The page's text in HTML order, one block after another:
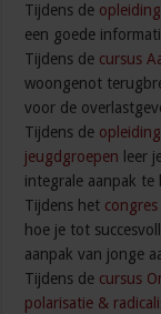
Tijdens de
een goede
Tijdens de cursus
woongenot
voor de
Tijdens de
jeugdgroepen leer
integrale aanpak te
Tijdens het
hoe je tot
aanpak van jonge
Tijdens de cursus
polarisatie &